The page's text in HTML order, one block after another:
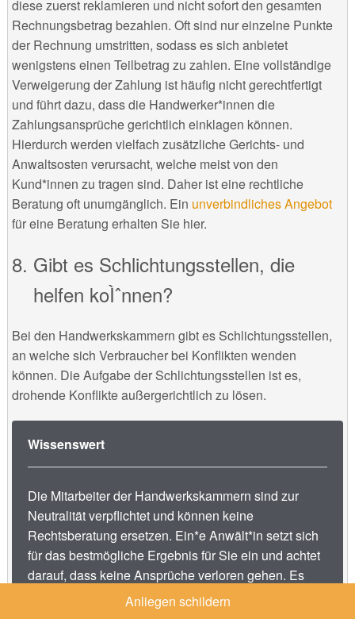
diese zuerst reklamieren und nicht sofort den gesamten
Rechnungsbetrag bezahlen. Oft sind nur einzelne Punkte
der Rechnung umstritten, sodass es sich anbietet
wenigstens einen Teilbetrag zu zahlen. Eine vollständige
Verweigerung der Zahlung ist häufig nicht gerechtfertigt
und führt dazu, dass die Handwerker*innen die
Zahlungsansprüche gerichtlich einklagen können.
Hierdurch werden vielfach zusätzliche Gerichts- und
Anwaltsosten verursacht, welche meist von den
Kund*innen zu tragen sind. Daher ist eine rechtliche
Beratung oft unumgänglich. Ein unverbindliches Angebot
für eine Beratung erhalten Sie hier.
Gibt es Schlichtungsstellen, die
helfen koÌˆnnen?
Bei den Handwerkskammern gibt es Schlichtungsstellen,
an welche sich Verbraucher bei Konflikten wenden
können. Die Aufgabe der Schlichtungsstellen ist es,
drohende Konflikte außergerichtlich zu lösen.
Wissenswert
Die Mitarbeiter der Handwerkskammern sind zur
Neutralität verpflichtet und können keine
Rechtsberatung ersetzen. Ein*e Anwält*in setzt sich
für das bestmögliche Ergebnis für Sie ein und achtet
darauf, dass keine Ansprüche verloren gehen. Es
kann nicht ausgeschlossen werden, dass
Handwerkskammern ihre eigenen Mitglieder (die
Anliegen schildern